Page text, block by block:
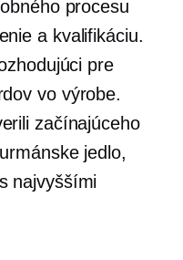
procesu
a kvalifikáciu.
pre
vo výrobe.
začínajúceho
jedlo,
najvyššími